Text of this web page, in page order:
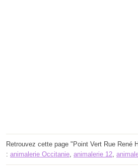
Retrouvez cette page "Point Vert Rue René
: animalerie Occitanie, animalerie 12,